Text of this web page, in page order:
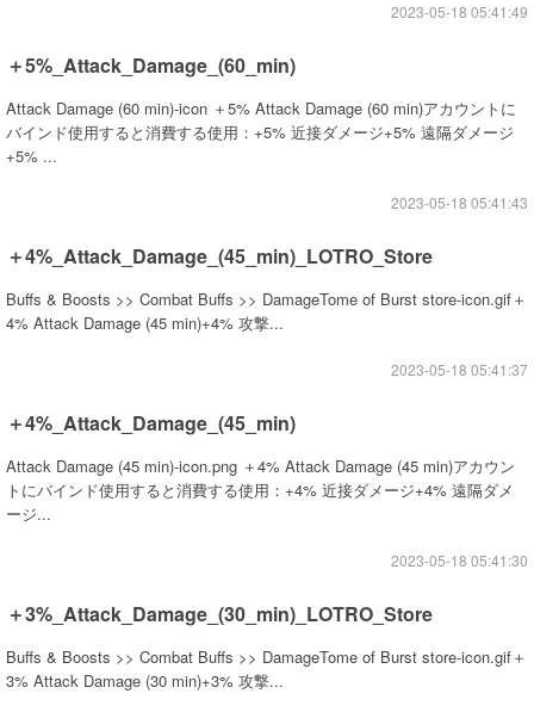
2023-05-18 05:41:49
＋5%_Attack_Damage_(60_min)
Attack Damage (60 min)-icon ＋5% Attack Damage (60 min)アカウントに
バインド使用すると消費する使用：+5% 近接ダメージ+5% 遠隔ダメージ
+5% ...
2023-05-18 05:41:43
＋4%_Attack_Damage_(45_min)_LOTRO_Store
Buffs & Boosts >> Combat Buffs >> DamageTome of Burst store-icon.gif＋
4% Attack Damage (45 min)+4% 攻撃...
2023-05-18 05:41:37
＋4%_Attack_Damage_(45_min)
Attack Damage (45 min)-icon.png ＋4% Attack Damage (45 min)アカウン
トにバインド使用すると消費する使用：+4% 近接ダメージ+4% 遠隔ダメ
ージ...
2023-05-18 05:41:30
＋3%_Attack_Damage_(30_min)_LOTRO_Store
Buffs & Boosts >> Combat Buffs >> DamageTome of Burst store-icon.gif＋
3% Attack Damage (30 min)+3% 攻撃...